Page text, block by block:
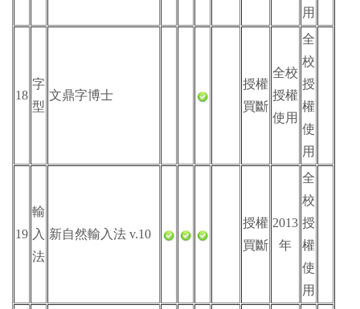
用
18
字
型
文鼎字博士
授權
買斷
全校
授權
使用
全
校
授
權
使
用
19
輸
入
法
新自然輸入法 v.10
授權
買斷
2013
年
全
校
授
權
使
用